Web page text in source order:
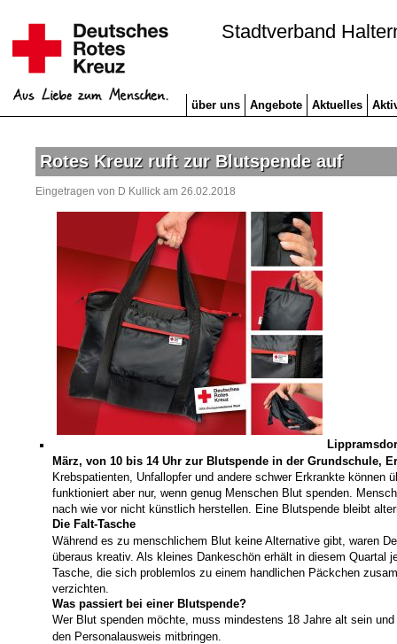
Stadtverband
über uns Angebote Aktuelles
Rotes Kreuz ruft zur Blutspende auf
Eingetragen von D Kullick am 26.02.2018
März, von 10 bis 14 Uhr zur Blutspende in der Grundschule,
Krebspatienten, Unfallopfer und andere schwer Erkrankte können
funktioniert aber nur, wenn genug Menschen Blut spenden.
nach wie vor nicht künstlich herstellen. Eine Blutspende bleibt
Die Falt-Tasche
Während es zu menschlichem Blut keine Alternative gibt, waren
überaus kreativ. Als kleines Dankeschön erhält in diesem Quartal
Tasche, die sich problemlos zu einem handlichen Päckchen
verzichten.
Was passiert bei einer Blutspende?
Wer Blut spenden möchte, muss mindestens 18 Jahre alt sein
den Personalausweis mitbringen.